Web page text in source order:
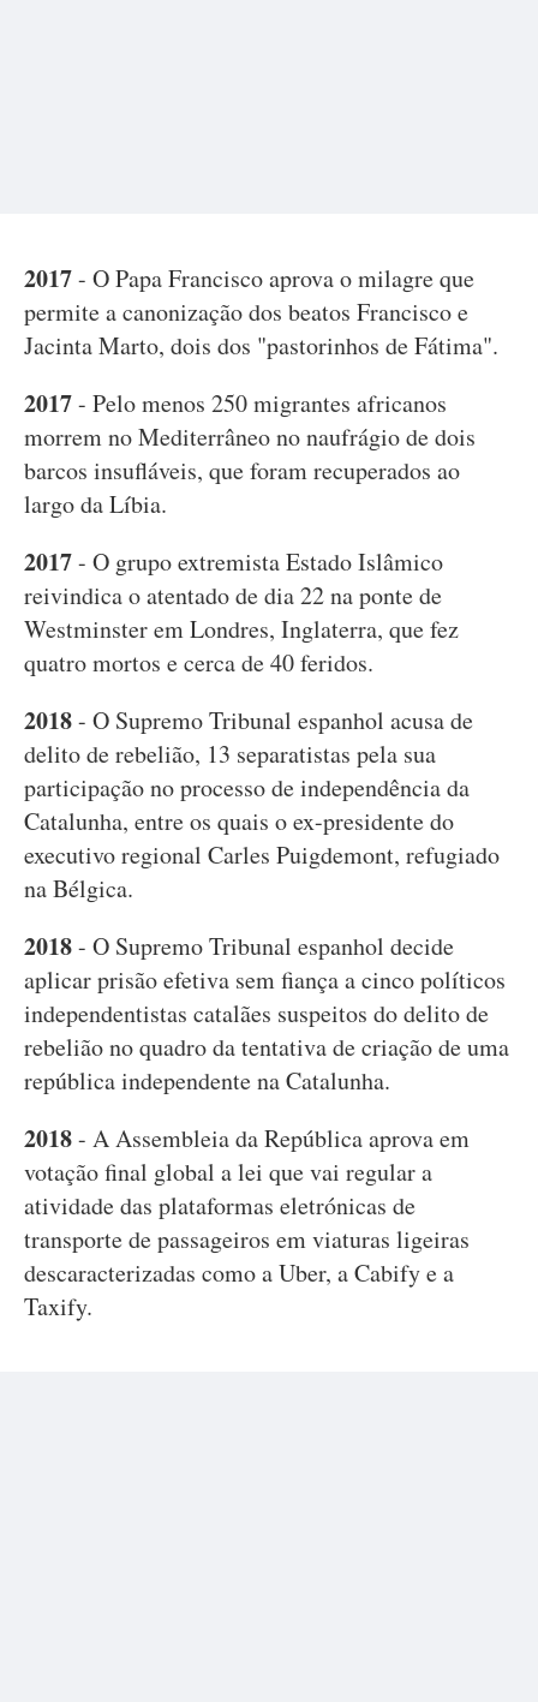
2017- O Papa Francisco aprova o milagre que
permite a canonização dos beatos Francisco e
Jacinta Marto, dois dos "pastorinhos de Fátima".
2017- Pelo menos 250 migrantes africanos
morrem no Mediterrâneo no naufrágio de dois
barcos insufláveis, que foram recuperados ao
largo da Líbia.
2017- O grupo extremista Estado Islâmico
reivindica o atentado de dia 22 na ponte de
Westminster em Londres, Inglaterra, que fez
quatro mortos e cerca de 40 feridos.
2018- O Supremo Tribunal espanhol acusa de
delito de rebelião, 13 separatistas pela sua
participação no processo de independência da
Catalunha, entre os quais o ex-presidente do
executivo regional Carles Puigdemont, refugiado
na Bélgica.
2018- O Supremo Tribunal espanhol decide
aplicar prisão efetiva sem fiança a cinco políticos
independentistas catalães suspeitos do delito de
rebelião no quadro da tentativa de criação de uma
república independente na Catalunha.
2018- A Assembleia da República aprova em
votação final global a lei que vai regular a
atividade das plataformas eletrónicas de
transporte de passageiros em viaturas ligeiras
descaracterizadas como a Uber, a Cabify e a
Taxify.